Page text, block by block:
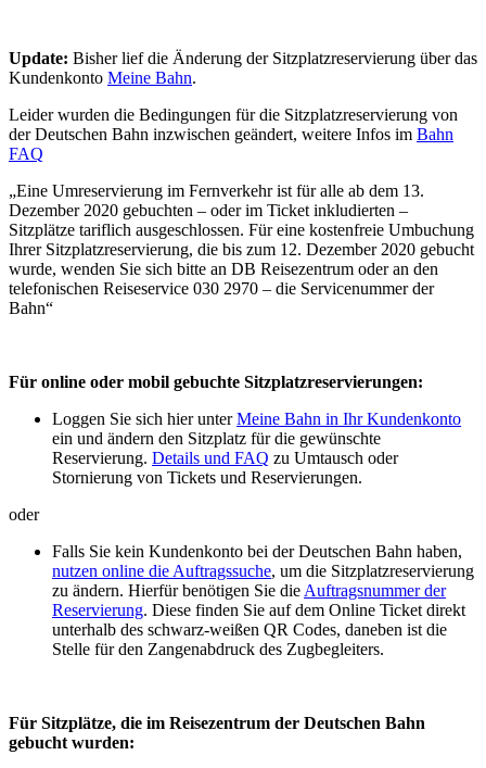
Update: Bisher lief die Änderung der Sitzplatzreservierung über das
Kundenkonto Meine Bahn.
Leider wurden die Bedingungen für die Sitzplatzreservierung von
der Deutschen Bahn inzwischen geändert, weitere Infos im Bahn
FAQ
„Eine Umreservierung im Fernverkehr ist für alle ab dem 13.
Dezember 2020 gebuchten – oder im Ticket inkludierten –
Sitzplätze tariflich ausgeschlossen. Für eine kostenfreie Umbuchung
Ihrer Sitzplatzreservierung, die bis zum 12. Dezember 2020 gebucht
wurde, wenden Sie sich bitte an DB Reisezentrum oder an den
telefonischen Reiseservice 030 2970 – die Servicenummer der
Bahn“
Für online oder mobil gebuchte Sitzplatzreservierungen:
Loggen Sie sich hier unterMeine Bahn in Ihr Kundenkonto
ein und ändern den Sitzplatz für die gewünschte
Reservierung. Details und FAQ zu Umtausch oder
Stornierung von Tickets und Reservierungen.
oder
Falls Sie kein Kundenkonto bei der Deutschen Bahn haben,
nutzen online die Auftragssuche, um die Sitzplatzreservierung
zu ändern. Hierfür benötigen Sie die Auftragsnummer der
Reservierung. Diese finden Sie auf dem Online Ticket direkt
unterhalb des schwarz-weißen QR Codes, daneben ist die
Stelle für den Zangenabdruck des Zugbegleiters.
Für Sitzplätze, die im Reisezentrum der Deutschen Bahn
gebucht wurden: